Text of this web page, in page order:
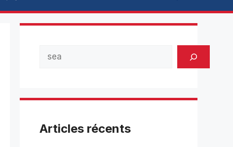
Articles récents